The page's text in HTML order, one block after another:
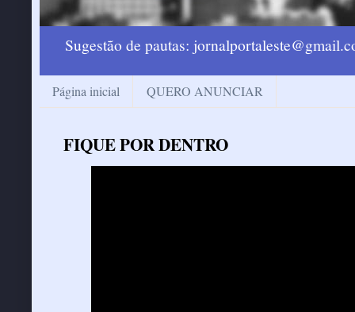
Sugestão de pautas:
Página inicial QUERO ANUNCIAR
FIQUE POR DENTRO